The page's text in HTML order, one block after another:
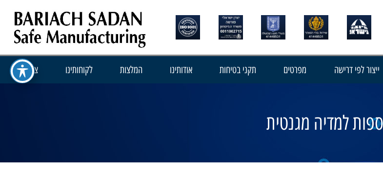
ייצור לפי דרישה מפרטים תקני בטיחות אודותינו המלצות לקוחותינו צור קשר
למדיה מגנטית